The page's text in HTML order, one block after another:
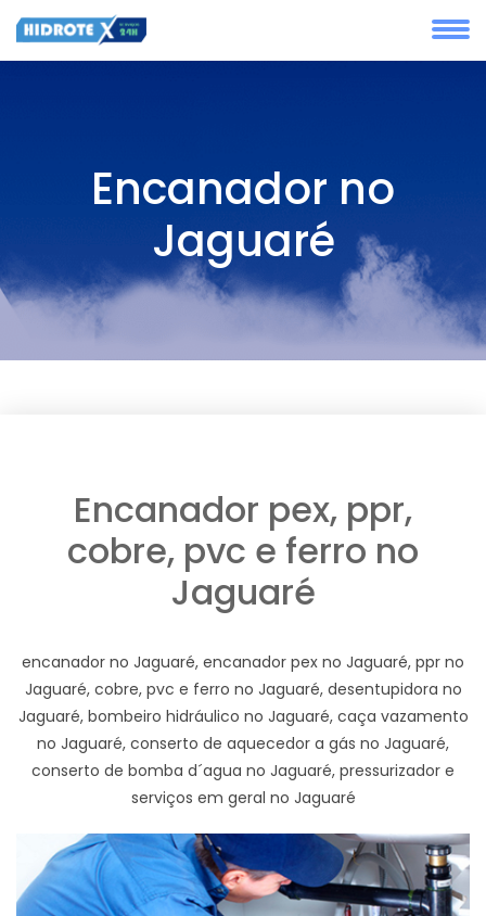
Encanador no
Jaguaré
Encanador pex, ppr,
cobre, pvc e ferro no
Jaguaré
encanador no Jaguaré, encanador pex no Jaguaré, ppr no
Jaguaré, cobre, pvc e ferro no Jaguaré, desentupidora no
Jaguaré, bombeiro hidráulico no Jaguaré, caça vazamento
no Jaguaré, conserto de aquecedor a gás no Jaguaré,
conserto de bomba d´agua no Jaguaré, pressurizador e
serviços em geral no Jaguaré